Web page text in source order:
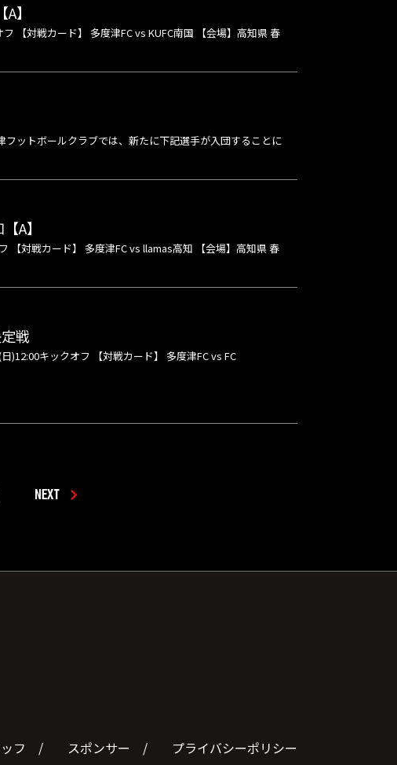
】
【対戦カード】 多度津FC vs KUFC南国 【会場】高知県 春
ットボールクラブでは、新たに下記選手が入団することに
A】
【対戦カード】 多度津FC vs llamas高知 【会場】高知県 春
戦
)12:00キックオフ 【対戦カード】 多度津FC vs FC
NEXT
フ スポンサー プライバシーポリシー